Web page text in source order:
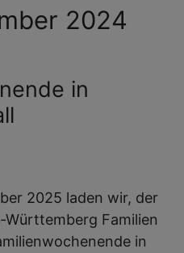
2024
in
2025 laden wir, der
Familien
in